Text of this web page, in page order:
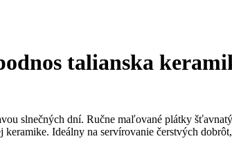
talianska
slnečných dní. Ručne maľované plátky
Ideálny na servírovanie čerstvých